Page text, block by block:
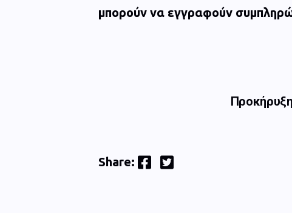
μπορούν να εγγραφούν
Share: Facebook Twitter